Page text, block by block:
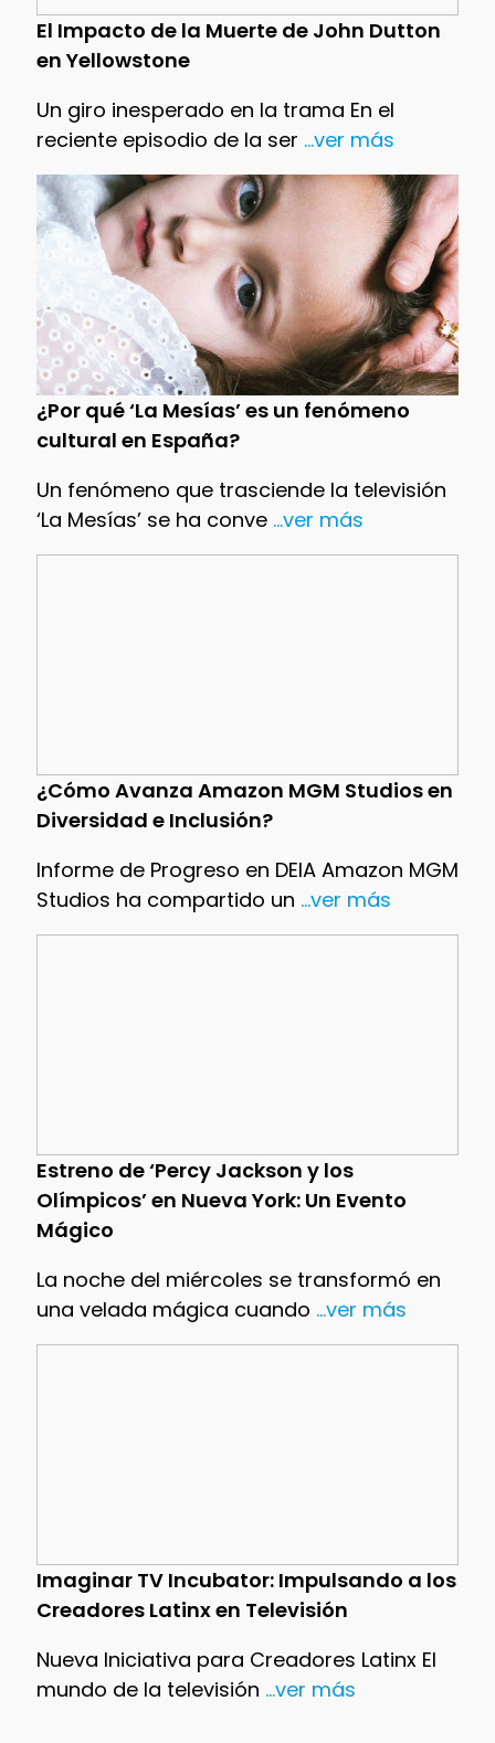
El Impacto de la Muerte de John Dutton
en Yellowstone
Un giro inesperado en la trama En el
reciente episodio de la ser ...ver más
¿Por qué ‘La Mesías’ es un fenómeno
cultural en España?
Un fenómeno que trasciende la televisión
‘La Mesías’ se ha conve...ver más
¿Cómo Avanza Amazon MGM Studios en
Diversidad e Inclusión?
Informe de Progreso en DEIA Amazon MGM
Studios ha compartido un ...ver más
Estreno de ‘Percy Jackson y los
Olímpicos’ en Nueva York: Un Evento
Mágico
La noche del miércoles se transformó en
una velada mágica cuando ...ver más
Imaginar TV Incubator: Impulsando a los
Creadores Latinx en Televisión
Nueva Iniciativa para Creadores Latinx El
mundo de la televisión ...ver más